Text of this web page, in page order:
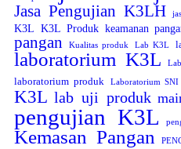
Jasa Pengujian K3LH
K3L K3L Produk keamanan
pangan
Kualitas produk Lab K3L
laboratorium K3L
laboratorium produk Laboratorium SNI
K3L
lab uji produk
pengujian K3L
Kemasan Pangan